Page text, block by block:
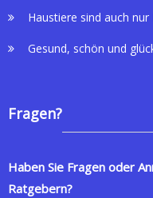
Haustiere sind auch nur
Gesund, schön und
Fragen?
Haben Sie Fragen oder
Ratgebern?